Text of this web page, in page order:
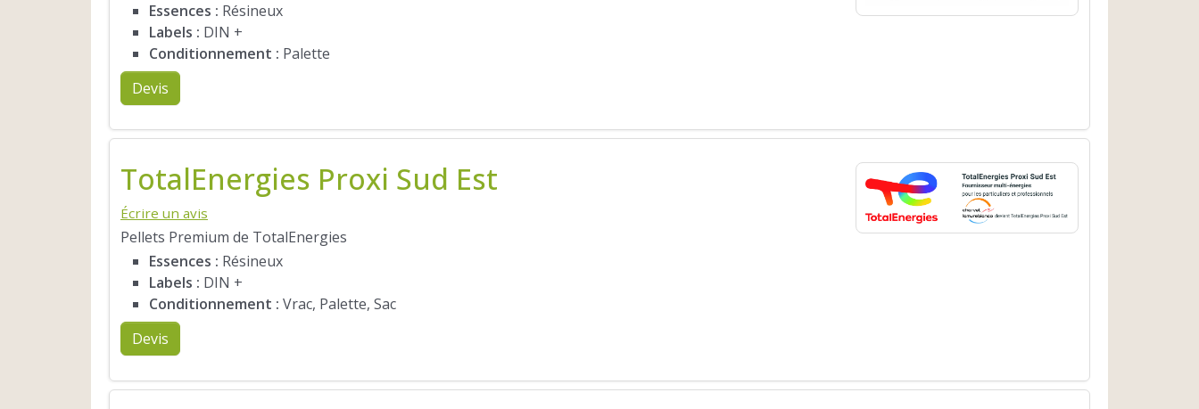
Essences : Résineux
Labels : DIN +
Conditionnement : Palette
Devis
TotalEnergies Proxi Sud Est
Écrire un avis
Pellets Premium de TotalEnergies
Essences : Résineux
Labels : DIN +
Conditionnement : Vrac, Palette, Sac
Devis